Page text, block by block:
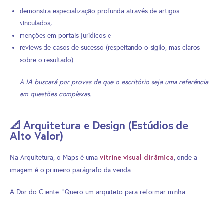
demonstra especialização profunda através de artigos
vinculados,
menções em portais jurídicos e
reviews de casos de sucesso (respeitando o sigilo, mas claros
sobre o resultado).
A IA buscará por provas de que o escritório seja uma referência
em questões complexas.
📐 Arquitetura e Design (Estúdios de
Alto Valor)
Na Arquitetura, o Maps é uma vitrine visual dinâmica, onde a
imagem é o primeiro parágrafo da venda.
A Dor do Cliente: “Quero um arquiteto para reformar minha